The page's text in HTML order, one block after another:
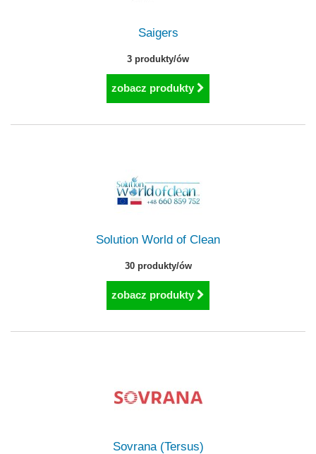
Saigers
3 produkty/ów
zobacz produkty
Solution World of Clean
30 produkty/ów
zobacz produkty
Sovrana (Tersus)